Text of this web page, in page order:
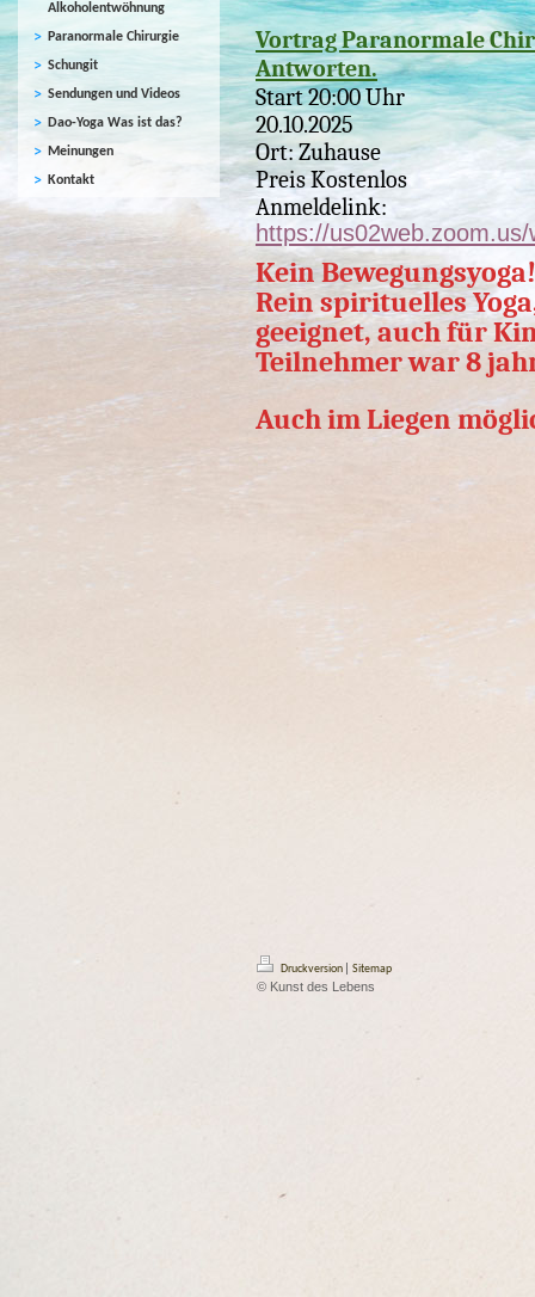
Alkoholentwöhnung
Paranormale Chirurgie
Schungit
Sendungen und Videos
Dao-Yoga Was ist das?
Meinungen
Kontakt
Vortrag Paranormale
Antworten.
Start 20:00 Uhr
20.10.2025
Ort: Zuhause
Preis Kostenlos
Anmeldelink:
https://
Kein Bewegungsyoga!
Rein spirituelles
geeignet, auch für
Teilnehmer war 8
Auch im Liegen
Druckversion | Sitemap
© Kunst des Lebens